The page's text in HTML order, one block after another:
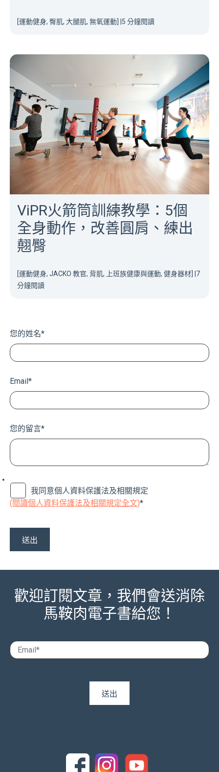
[運動健身, 臀肌, 大腿肌, 無氧運動] 5 分鐘閱讀
ViPR火箭筒訓練教學：5個
全身動作，改善圓肩、練出
翹臀
[運動健身, JACKO 教官, 背肌, 上班族健康與運動, 健身器材] |7
分鐘閱讀
您的姓名*
Email*
您的留言*
我同意個人資料保護法及相關規定
(閱讀個人資料保護法及相關規定全文)*
歡迎訂閱文章，我們會送消除
馬鞍肉電子書給您！